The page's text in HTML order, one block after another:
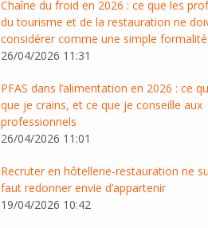
Chaîne du froid en 2026 : ce que les
du tourisme et de la restauration ne
considérer comme une simple formalité
26/04/2026 11:31
PFAS dans l’alimentation en 2026 : ce
que je crains, et ce que je conseille aux
professionnels
26/04/2026 11:01
Recruter en hôtellerie-restauration ne
faut redonner envie d’appartenir
19/04/2026 10:42